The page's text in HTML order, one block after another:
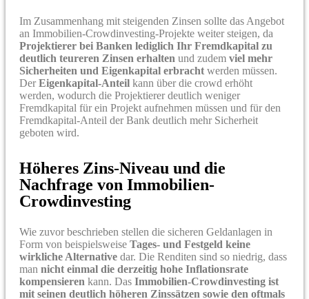
Im Zusammenhang mit steigenden Zinsen sollte das Angebot
an Immobilien-Crowdinvesting-Projekte weiter steigen, da
Projektierer bei Banken lediglich Ihr Fremdkapital zu
deutlich teureren Zinsen erhalten und zudem viel mehr
Sicherheiten und Eigenkapital erbracht werden müssen.
DerEigenkapital-Anteil kann über die crowd erhöht
werden, wodurch die Projektierer deutlich weniger
Fremdkapital für ein Projekt aufnehmen müssen und für den
Fremdkapital-Anteil der Bank deutlich mehr Sicherheit
geboten wird.
Höheres Zins-Niveau und die
Nachfrage von Immobilien-
Crowdinvesting
Wie zuvor beschrieben stellen die sicheren Geldanlagen in
Form von beispielsweise Tages- und Festgeld keine
wirkliche Alternative dar. Die Renditen sind so niedrig, dass
man nicht einmal die derzeitig hohe Inflationsrate
kompensieren kann. Das Immobilien-Crowdinvesting ist
mit seinen deutlich höheren Zinssätzen sowie den oftmals